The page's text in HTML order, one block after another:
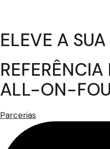
ELEVE A
ALL-ON-
Parcerias